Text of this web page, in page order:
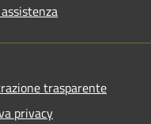
trasparente
privacy